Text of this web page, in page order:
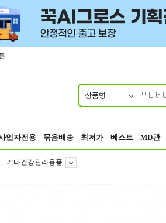
상품명
업자전용 묶음배송 최저가 베스트 MD관
기타건강관리용품